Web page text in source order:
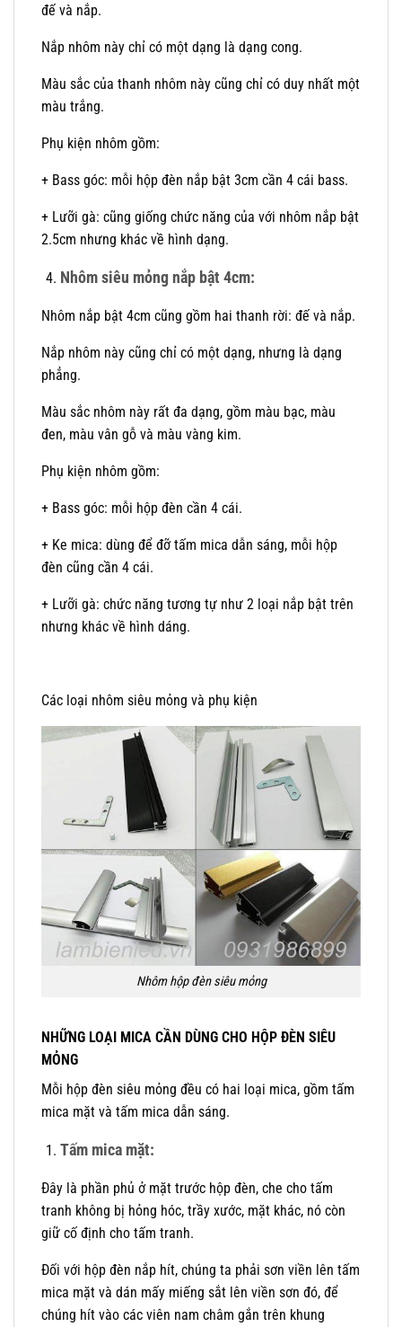
đế và nắp.
Nắp nhôm này chỉ có một dạng là dạng cong.
Màu sắc của thanh nhôm này cũng chỉ có duy nhất một
màu trắng.
Phụ kiện nhôm gồm:
+ Bass góc: mỗi hộp đèn nắp bật 3cm cần 4 cái bass.
+ Lưỡi gà: cũng giống chức năng của với nhôm nắp bật
2.5cm nhưng khác về hình dạng.
Nhôm siêu mỏng nắp bật 4cm:
Nhôm nắp bật 4cm cũng gồm hai thanh rời: đế và nắp.
Nắp nhôm này cũng chỉ có một dạng, nhưng là dạng
phẳng.
Màu sắc nhôm này rất đa dạng, gồm màu bạc, màu
đen, màu vân gỗ và màu vàng kim.
Phụ kiện nhôm gồm:
+ Bass góc: mỗi hộp đèn cần 4 cái.
+ Ke mica: dùng để đỡ tấm mica dẫn sáng, mỗi hộp
đèn cũng cần 4 cái.
+ Lưỡi gà: chức năng tương tự như 2 loại nắp bật trên
nhưng khác về hình dáng.
Các loại nhôm siêu mỏng và phụ kiện
Nhôm hộp đèn siêu mỏng
NHỮNG LOẠI MICA CẦN DÙNG CHO HỘP ĐÈN SIÊU
MỎNG
Mỗi hộp đèn siêu mỏng đều có hai loại mica, gồm tấm
mica mặt và tấm mica dẫn sáng.
Tấm mica mặt:
Đây là phần phủ ở mặt trước hộp đèn, che cho tấm
tranh không bị hỏng hóc, trầy xước, mặt khác, nó còn
giữ cố định cho tấm tranh.
Đối với hộp đèn nắp hít, chúng ta phải sơn viền lên tấm
mica mặt và dán mấy miếng sắt lên viền sơn đó, để
chúng hít vào các viên nam châm gắn trên khung